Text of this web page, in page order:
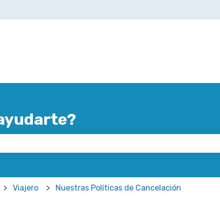
Viajero Nuestras Políticas de Cancelación